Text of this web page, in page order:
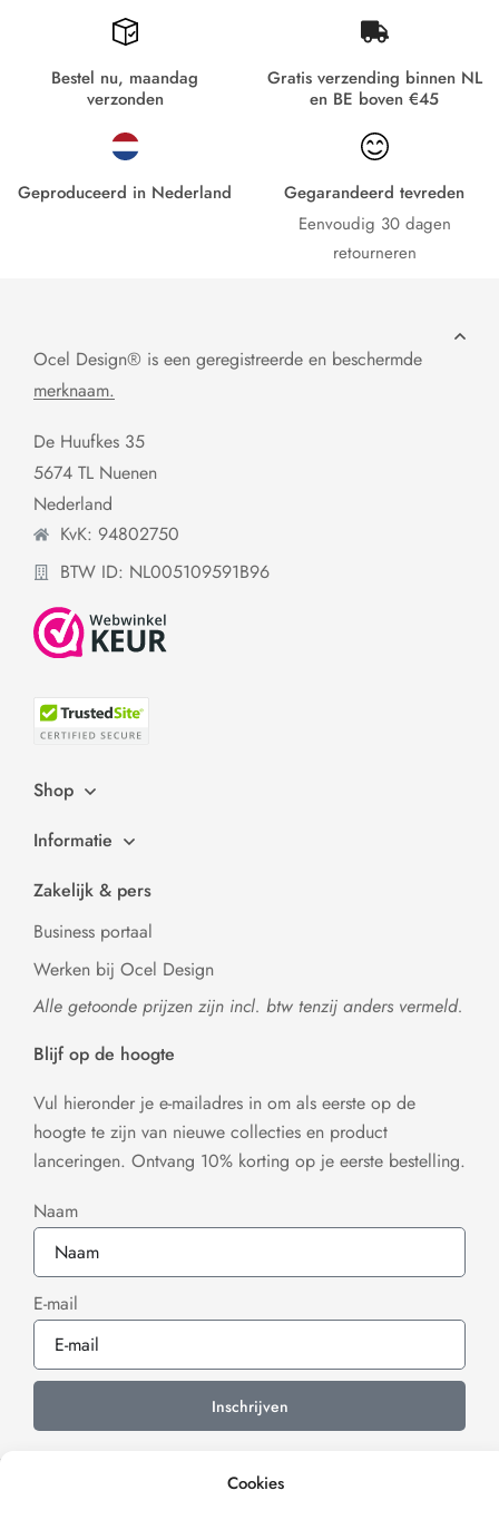
Cookies
Bestel nu, maandag
verzonden
Gratis verzending binnen NL
en BE boven €45
Geproduceerd in Nederland
Gegarandeerd tevreden
Eenvoudig 30 dagen
retourneren
Ocel Design® is een geregistreerde en beschermde
merknaam.
De Huufkes 35
5674 TL Nuenen
Nederland
KvK: 94802750
BTW ID: NL005109591B96
Shop
Informatie
Zakelijk & pers
Business portaal
Werken bij Ocel Design
Alle getoonde prijzen zijn incl. btw tenzij anders vermeld.
Blijf op de hoogte
Vul hieronder je e-mailadres in om als eerste op de
hoogte te zijn van nieuwe collecties en product
lanceringen. Ontvang 10% korting op je eerste bestelling.
Naam
E-mail
Inschrijven